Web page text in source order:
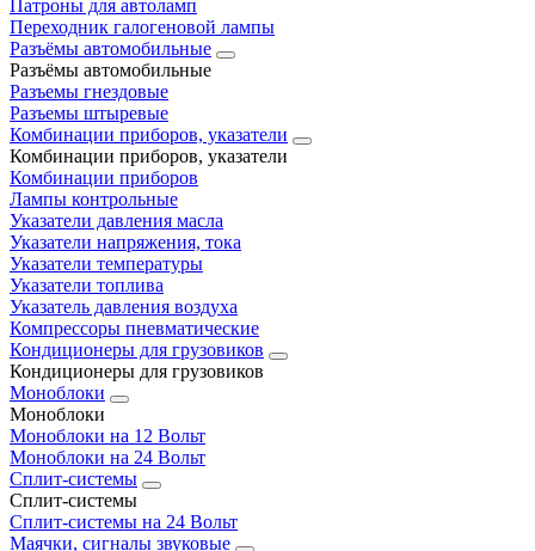
Патроны для автоламп
Переходник галогеновой лампы
Разъёмы автомобильные
Разъёмы автомобильные
Разъемы гнездовые
Разъемы штыревые
Комбинации приборов, указатели
Комбинации приборов, указатели
Комбинации приборов
Лампы контрольные
Указатели давления масла
Указатели напряжения, тока
Указатели температуры
Указатели топлива
Указатель давления воздуха
Компрессоры пневматические
Кондиционеры для грузовиков
Кондиционеры для грузовиков
Моноблоки
Моноблоки
Моноблоки на 12 Вольт
Моноблоки на 24 Вольт
Сплит-системы
Сплит-системы
Сплит‑системы на 24 Вольт
Маячки, сигналы звуковые